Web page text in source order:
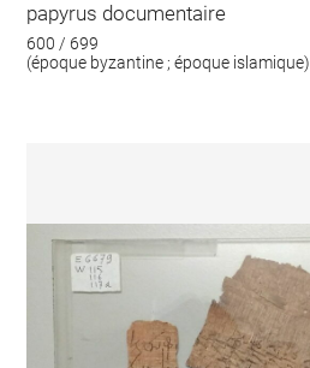
papyrus documentaire
600 / 699
(époque byzantine ; époque islamique)